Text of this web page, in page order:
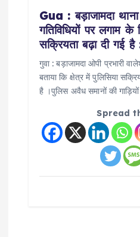
Gua : बड़ाजामदा
गतिविधियों पर लगाम के
सक्रियता बढ़ा दी गई है
गुवा : बड़ाजामदा ओपी प्रभारी
बताया कि क्षेत्र में पुलिसिया
है ।पुलिस अवैध समानों की
Spread